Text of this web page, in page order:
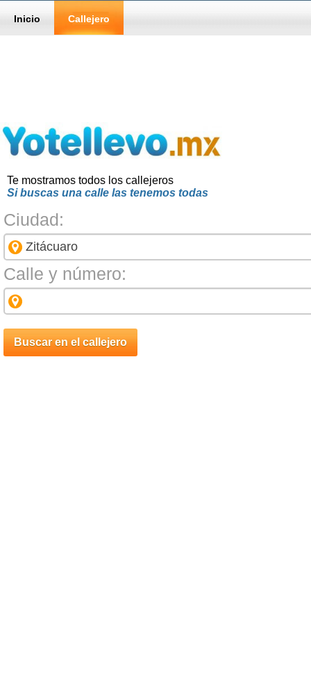
Inicio Callejero
Te mostramos todos los callejeros
Si buscas una calle las tenemos todas
Ciudad:
Calle y número: